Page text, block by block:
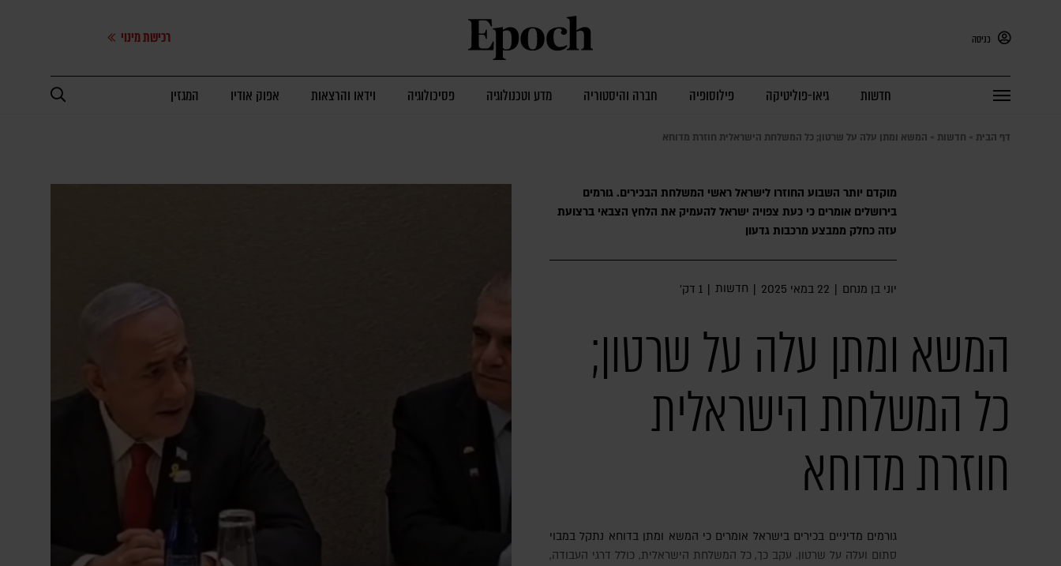
כניסה רכישת מינוי
חדשות גיאו-פוליטיקה פילוסופיה חברה והיסטוריה מדע וטכנולוגיה פסיכולוגיה וידאו והרצאות אפוק אודיו המגזין
דף הבית » חדשות » המשא ומתן עלה על שרטון; כל המשלחת הישראלית חוזרת מדוחא
מוקדם יותר השבוע החוזרו לישראל ראשי המשלחת הבכירים. גורמים
בירושלים אומרים כי כעת צפויה ישראל להעמיק את הלחץ הצבאי ברצועת
עזה כחלק ממבצע מרכבות גדעון
יוני בן מנחם | 22 במאי 2025 | חדשות | 1 דק׳
המשא ומתן עלה על שרטון;
כל המשלחת הישראלית
חוזרת מדוחא
גורמים מדיניים בכירים בישראל אומרים כי המשא ומתן בדוחא נתקל במבוי
סתום ועלה על שרטון. עקב כך, כל המשלחת הישראלית, כולל דרגי העבודה,